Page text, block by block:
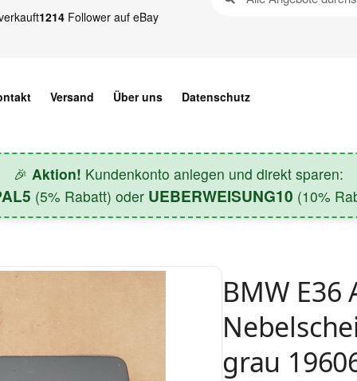
1214 Follower auf eBay
Versand Über uns Datenschutz
🎉 Aktion! Kundenkonto anlegen und direkt sparen:
(5% Rabatt) oder UEBERWEISUNG10 (10%
BMW
grau